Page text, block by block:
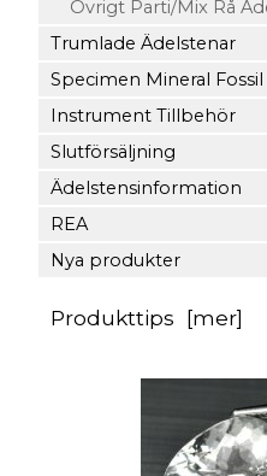
Övrigt Parti/Mix Rå
Trumlade Ädelstenar
Specimen Mineral Fossil
Instrument Tillbehör
Slutförsäljning
Ädelstensinformation
REA
Nya produkter
Produkttips [mer]